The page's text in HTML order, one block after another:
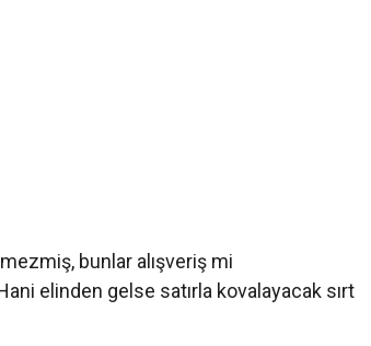
bunlar alışveriş mi
elinden gelse satırla kovalayacak sırt